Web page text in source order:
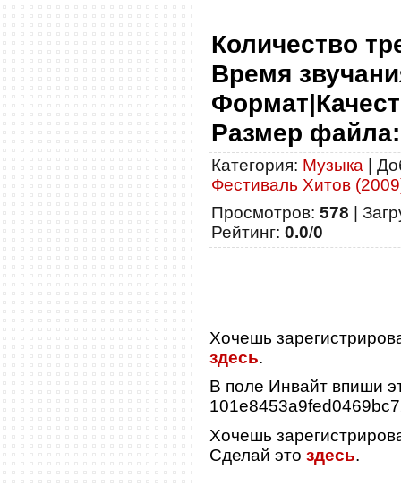
Количество
Время
Размер файла:
Категория: Музыка |
Фестиваль Хитов
Просмотров: 578 |
Рейтинг: 0.0/0
Хочешь
здесь.
В поле Инвайт впиши
Хочешь
Сделай это здесь.